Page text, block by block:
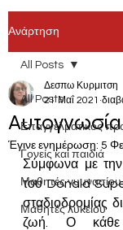
Ανάρτηση
All Posts
Επαγγελματικός
Γονείς και παιδιά
Μαθητές γυμνασίου
Μαθητές λυκείου
All Posts
Αυτογνωσία
Δεσπω Κυρμιτση
21 Μαΐ 2021
Έγινε ενημέρωση: 5
Σύμφωνα με την
του Donald
σταδιοδρομίας
ζωή. Ο κάθε